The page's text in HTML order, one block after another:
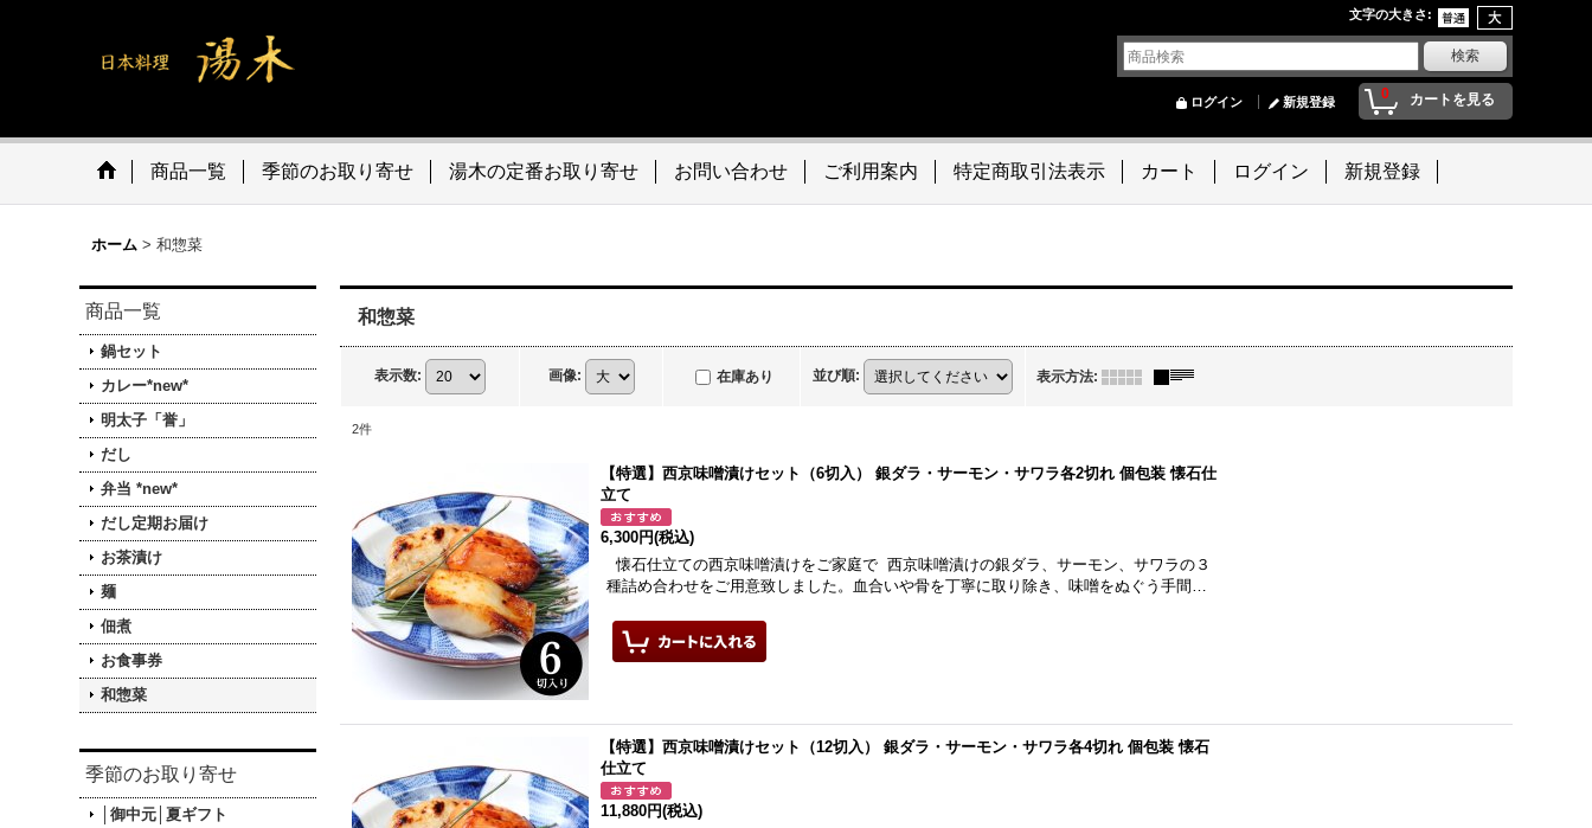
文字の大きさ :
0 カートを見る
ログイン 新規登録
商品一覧 季節のお取り寄せ 湯木の定番お取り寄せ お問い合わせ ご利用案内 特定商取引法表示 カート ログイン 新規登録
ホーム > 和惣菜
商品一覧
鍋セット
カレー*new*
明太子「誉」
だし
弁当 *new*
だし定期お届け
お茶漬け
麺
佃煮
お食事券
和惣菜
季節のお取り寄せ
│御中元│夏ギフト
和惣菜
表示数: 画像: 在庫あり 並び順: 表示方法:
2件
【特選】西京味噌漬けセット（6切入） 銀ダラ・サーモン・サワラ各2切れ 個包装 懐石仕
立て
6,300円(税込)
懐石仕立ての西京味噌漬けをご家庭で 西京味噌漬けの銀ダラ、サーモン、サワラの３
種詰め合わせをご用意致しました。血合いや骨を丁寧に取り除き、味噌をぬぐう手間…
【特選】西京味噌漬けセット（12切入） 銀ダラ・サーモン・サワラ各4切れ 個包装 懐石
仕立て
11,880円(税込)